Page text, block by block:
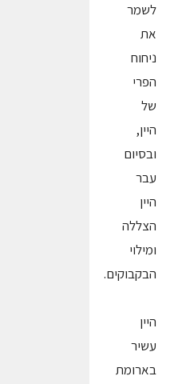
לשמר
את
ניחוח
הפרי
של
היין,
ובסיום
עבר
היין
הצללה
ומילוי
הבקבוקים.
היין
עשיר
בארומת